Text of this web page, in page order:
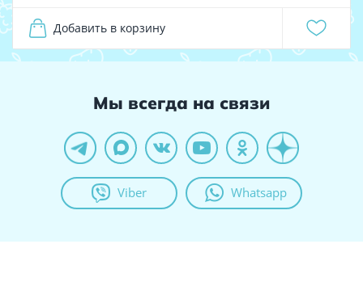
Добавить в корзину
Мы всегда на связи
Viber Whatsapp